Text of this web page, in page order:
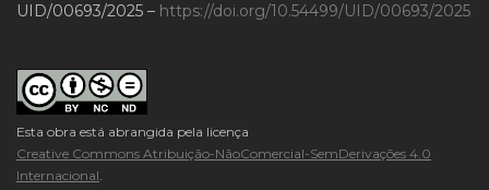
UID/00693/2025 – https://doi.org/10.54499/UID/00693/2025
Esta obra está abrangida pela licença
Creative Commons Atribuição-NãoComercial-SemDerivações 4.0
Internacional.